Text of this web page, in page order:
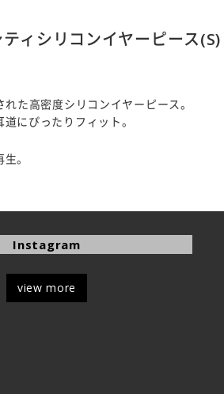
ィシリコンイヤーピース(S)
た高密度シリコンイヤーピース。
にぴったりフィット。
。
Instagram
view more